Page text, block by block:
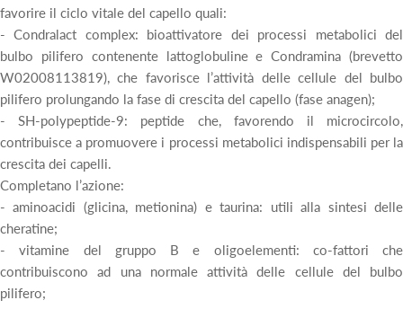
favorire il ciclo vitale del capello quali:
- Condralact complex: bioattivatore dei processi metabolici del
bulbo pilifero contenente lattoglobuline e Condramina (brevetto
W02008113819), che favorisce l’attività delle cellule del bulbo
pilifero prolungando la fase di crescita del capello (fase anagen);
- SH-polypeptide-9: peptide che, favorendo il microcircolo,
contribuisce a promuovere i processi metabolici indispensabili per la
crescita dei capelli.
Completano l’azione:
- aminoacidi (glicina, metionina) e taurina: utili alla sintesi delle
cheratine;
- vitamine del gruppo B e oligoelementi: co-fattori che
contribuiscono ad una normale attività delle cellule del bulbo
pilifero;